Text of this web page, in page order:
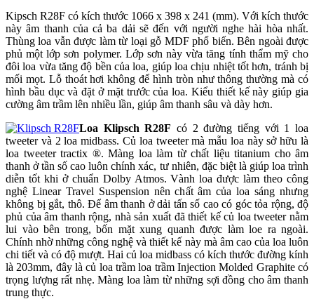
Kipsch R28F có kích thước 1066 x 398 x 241 (mm). Với kích thước
này âm thanh của cả ba dải sẽ đến với người nghe hài hòa nhất.
Thùng loa vẫn được làm từ loại gỗ MDF phổ biến. Bên ngoài được
phủ một lớp sơn polymer. Lớp sơn này vừa tăng tính thẩm mỹ cho
đôi loa vừa tăng độ bền của loa, giúp loa chịu nhiệt tốt hơn, tránh bị
mối mọt. Lỗ thoát hơi không để hình tròn như thông thường mà có
hình bầu dục và đặt ở mặt trước của loa. Kiểu thiết kế này giúp gia
cường âm trầm lên nhiều lần, giúp âm thanh sâu và dày hơn.
Loa Klipsch R28F có 2 đường tiếng với 1 loa
tweeter và 2 loa midbass. Củ loa tweeter mà mẫu loa này sở hữu là
loa tweeter tractix ®. Màng loa làm từ chất liệu titanium cho âm
thanh ở tần số cao luôn chính xác, tư nhiên, đặc biệt là giúp loa trình
diễn tốt khi ở chuẩn Dolby Atmos. Vành loa được làm theo công
nghệ Linear Travel Suspension nên chất âm của loa sáng nhưng
không bị gắt, thô. Để âm thanh ở dải tấn số cao có góc tỏa rộng, độ
phủ của âm thanh rộng, nhà sản xuất đã thiết kế củ loa tweeter nằm
lui vào bên trong, bốn mặt xung quanh được làm loe ra ngoài.
Chính nhờ những công nghệ và thiết kế này mà âm cao của loa luôn
chi tiết và có độ mượt. Hai củ loa midbass có kích thước đường kính
là 203mm, đây là củ loa trầm loa trầm Injection Molded Graphite có
trọng lượng rất nhẹ. Màng loa làm từ những sợi đồng cho âm thanh
trung thực.